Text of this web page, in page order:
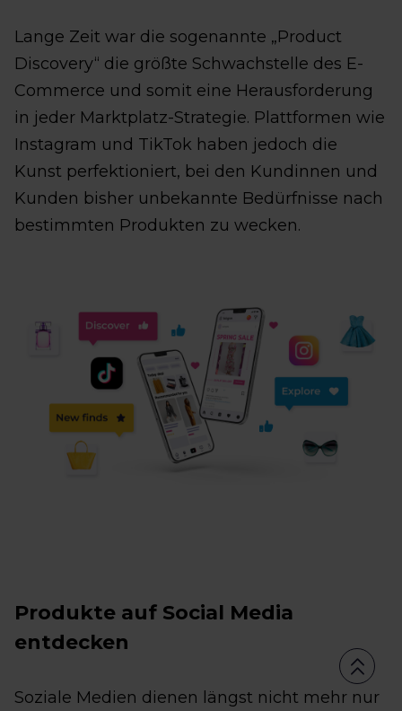
Lange Zeit war die sogenannte „Product
Discovery“ die größte Schwachstelle des E-
Commerce und somit eine Herausforderung
in jeder Marktplatz-Strategie. Plattformen wie
Instagram und TikTok haben jedoch die
Kunst perfektioniert, bei den Kundinnen und
Kunden bisher unbekannte Bedürfnisse nach
bestimmten Produkten zu wecken.
Produkte auf Social Media
entdecken
Soziale Medien dienen längst nicht mehr nur